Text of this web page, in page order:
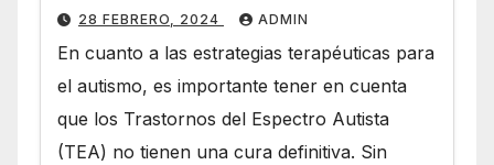
28 FEBRERO, 2024 ADMIN
En cuanto a las estrategias terapéuticas para
el autismo, es importante tener en cuenta
que los Trastornos del Espectro Autista
(TEA) no tienen una cura definitiva. Sin